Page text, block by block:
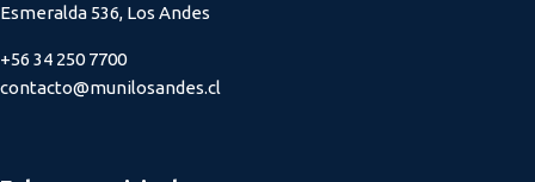
Esmeralda 536, Los Andes
+56 34 250 7700
contacto@munilosandes.cl